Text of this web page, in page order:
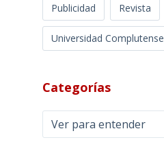
Publicidad Revista
Universidad Complutense
Categorías
Categorías